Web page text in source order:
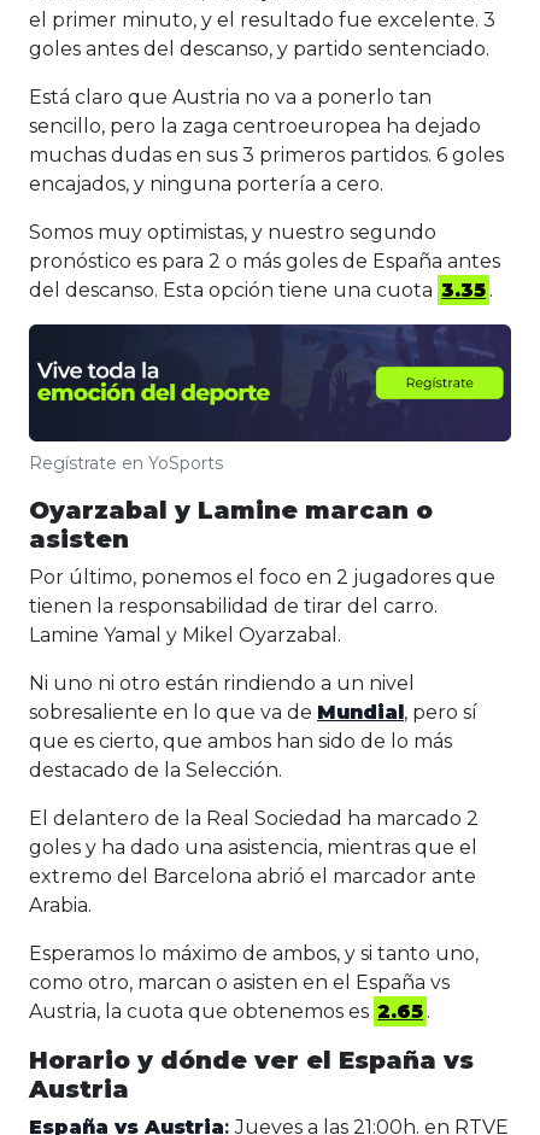
el primer minuto, y el resultado fue excelente. 3
goles antes del descanso, y partido sentenciado.
Está claro que Austria no va a ponerlo tan
sencillo, pero la zaga centroeuropea ha dejado
muchas dudas en sus 3 primeros partidos. 6 goles
encajados, y ninguna portería a cero.
Somos muy optimistas, y nuestro segundo
pronóstico es para 2 o más goles de España antes
del descanso. Esta opción tiene una cuota 3.35 .
Regístrate en YoSports
Oyarzabal y Lamine marcan o
asisten
Por último, ponemos el foco en 2 jugadores que
tienen la responsabilidad de tirar del carro.
Lamine Yamal y Mikel Oyarzabal.
Ni uno ni otro están rindiendo a un nivel
sobresaliente en lo que va de Mundial, pero sí
que es cierto, que ambos han sido de lo más
destacado de la Selección.
El delantero de la Real Sociedad ha marcado 2
goles y ha dado una asistencia, mientras que el
extremo del Barcelona abrió el marcador ante
Arabia.
Esperamos lo máximo de ambos, y si tanto uno,
como otro, marcan o asisten en el España vs
Austria, la cuota que obtenemos es 2.65 .
Horario y dónde ver el España vs
Austria
España vs Austria:Jueves a las 21:00h. en RTVE